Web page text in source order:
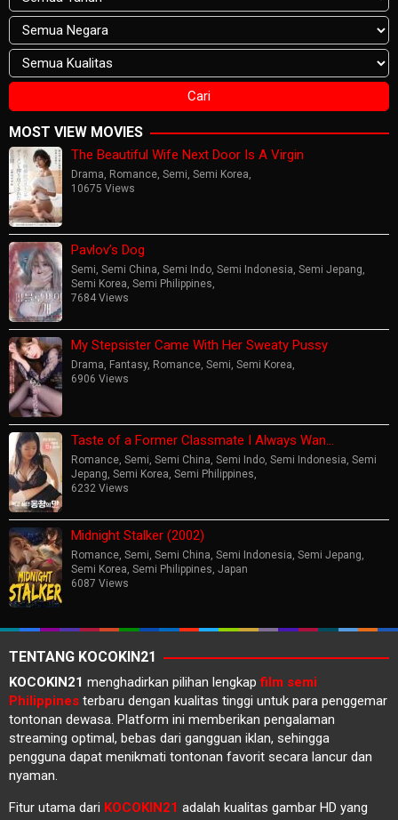
MOST VIEW MOVIES
The Beautiful Wife Next Door Is A Virgin
Drama, Romance, Semi, Semi Korea,
10675 Views
Pavlov’s Dog
Semi, Semi China, Semi Indo, Semi Indonesia, Semi Jepang,
Semi Korea, Semi Philippines,
7684 Views
My Stepsister Came With Her Sweaty Pussy
Drama, Fantasy, Romance, Semi, Semi Korea,
6906 Views
Taste of a Former Classmate I Always Wan…
Romance, Semi, Semi China, Semi Indo, Semi Indonesia, Semi
Jepang, Semi Korea, Semi Philippines,
6232 Views
Midnight Stalker (2002)
Romance, Semi, Semi China, Semi Indonesia, Semi Jepang,
Semi Korea, Semi Philippines, Japan
6087 Views
TENTANG KOCOKIN21
KOCOKIN21 menghadirkan pilihan lengkapfilm semi
Philippines terbaru dengan kualitas tinggi untuk para penggemar
tontonan dewasa. Platform ini memberikan pengalaman
streaming optimal, bebas dari gangguan iklan, sehingga
pengguna dapat menikmati tontonan favorit secara lancur dan
nyaman.
Fitur utama dari KOCOKIN21 adalah kualitas gambar HD yang